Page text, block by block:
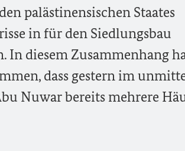
palästinensischen Staates
in für den Siedlungsbau
In diesem Zusammenhang
dass gestern im
Nuwar bereits mehrere